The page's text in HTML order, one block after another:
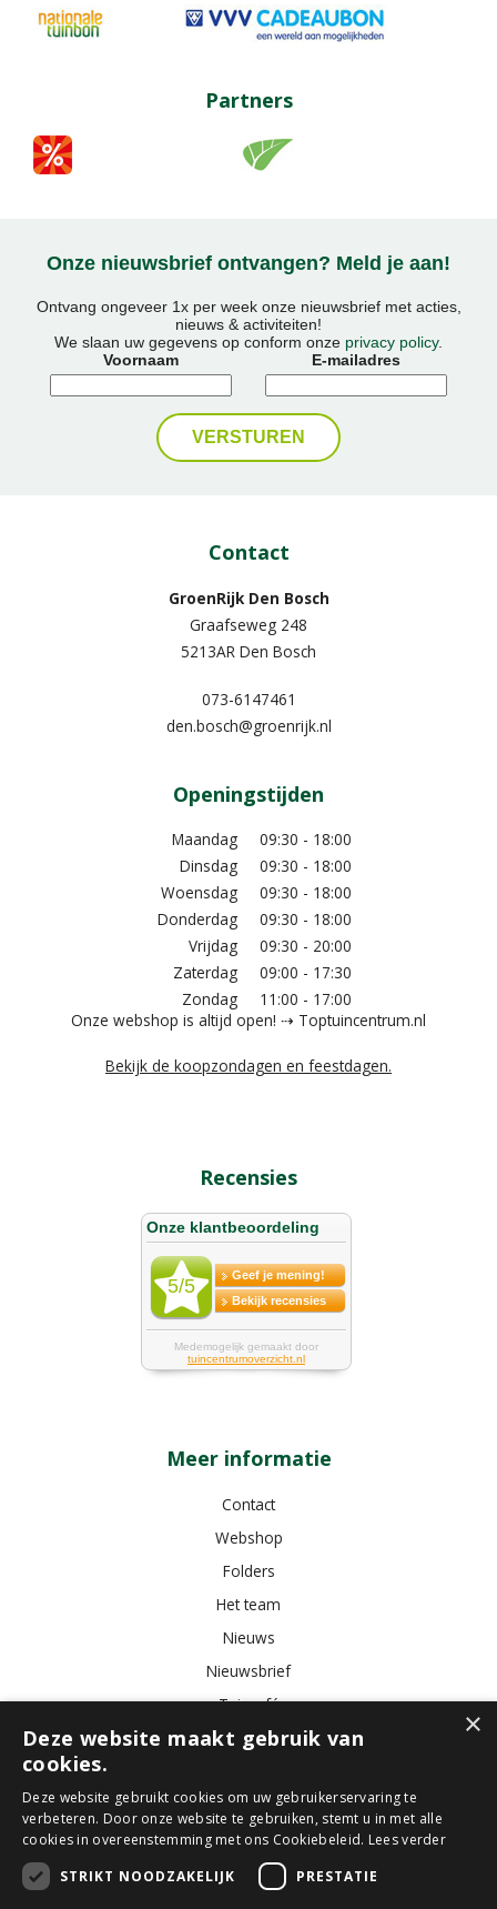
Partners
Onze nieuwsbrief ontvangen? Meld je aan!
Ontvang ongeveer 1x per week onze nieuwsbrief met acties,
nieuws & activiteiten!
We slaan uw gegevens op conform onze privacy policy.
Voornaam
E-mailadres
Contact
GroenRijk Den Bosch
Graafseweg 248
5213AR Den Bosch
073-6147461
den.bosch@groenrijk.nl
Openingstijden
Maandag
09:30 - 18:00
Dinsdag
09:30 - 18:00
Woensdag
09:30 - 18:00
Donderdag
09:30 - 18:00
Vrijdag
09:30 - 20:00
Zaterdag
09:00 - 17:30
Zondag
11:00 - 17:00
Onze webshop is altijd open! ⇢ Toptuincentrum.nl
Bekijk de koopzondagen en feestdagen.
Recensies
Meer informatie
Contact
Webshop
Folders
Het team
Nieuws
Nieuwsbrief
Tuincafé
Vacatures
Tuincentrum Bloemist Kamerplanten Kunstbloemen
Buitenplanten
Tuinmeubelen
×
Deze website maakt gebruik van
cookies.
Deze website gebruikt cookies om uw gebruikerservaring te
verbeteren. Door onze website te gebruiken, stemt u in met alle
cookies in overeenstemming met ons Cookiebeleid. Lees verder
STRIKT NOODZAKELIJK
PRESTATIE